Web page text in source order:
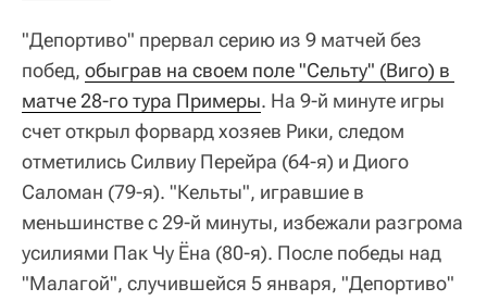
"Депортиво" прервал серию из 9 матчей без
побед, обыграв на своем поле "Сельту" (Виго) в
матче 28-го тура Примеры. На 9-й минуте игры
счет открыл форвард хозяев Рики, следом
отметились Силвиу Перейра (64-я) и Диого
Саломан (79-я). "Кельты", игравшие в
меньшинстве с 29-й минуты, избежали разгрома
усилиями Пак Чу Ёна (80-я). После победы над
"Малагой", случившейся 5 января, "Депортиво"